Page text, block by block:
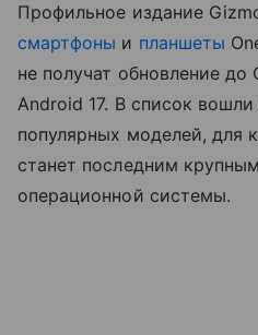
Профильное издание
смартфоны и планшеты
не получат обновление до
Android 17. В список вошли
популярных моделей, для
станет последним
операционной системы.